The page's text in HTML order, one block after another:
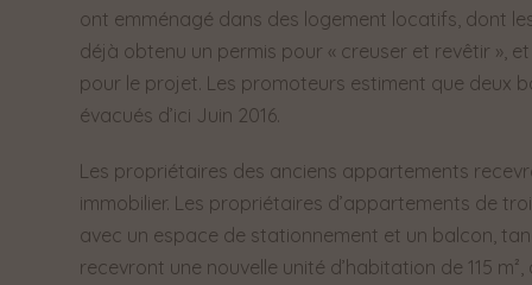
ont emménagé dans des logement locatifs, dont
déjà obtenu un permis pour « creuser et revêtir »,
pour le projet. Les promoteurs estiment que deux
évacués d’ici Juin 2016.
Les propriétaires des anciens appartements
immobilier. Les propriétaires d’appartements de
avec un espace de stationnement et un balcon,
recevront une nouvelle unité d’habitation de 115